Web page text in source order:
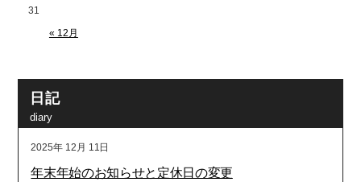
« 12月
31
日記
diary
2025年 12月 11日
年末年始のお知らせと定休日の変更